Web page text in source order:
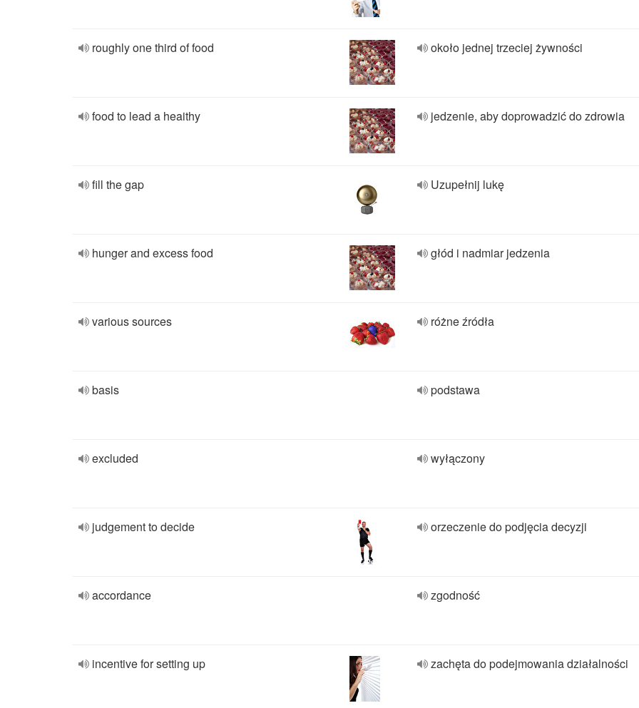
roughly one third of food około jednej trzeciej żywności
food to lead a heaithy jedzenie, aby doprowadzić do zdrowia
fill the gap Uzupełnij lukę
hunger and excess food głód i nadmiar jedzenia
various sources różne źródła
basis podstawa
excluded wyłączony
judgement to decide orzeczenie do podjęcia decyzji
accordance zgodność
incentive for setting up zachęta do podejmowania działalności